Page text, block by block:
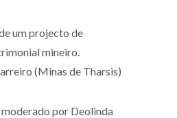
um projecto de
mineiro.
(Minas de Tharsis)
por Deolinda